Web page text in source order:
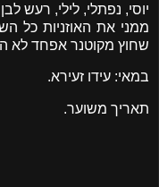
יוסי, נפתלי, לילי, רעש
ממני את האוזניות כל
שחוץ מקוטנר אפחד לא
במאי: עידו זעירא.
תאריך משוער.